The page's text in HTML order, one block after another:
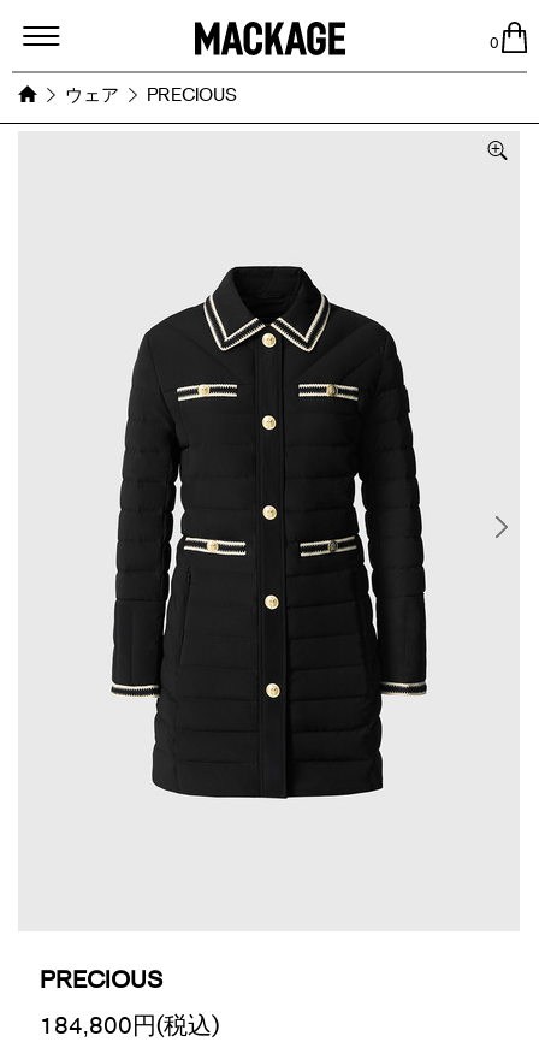
MACKAGE
0
ウェア PRECIOUS
PRECIOUS
184,800円(税込)